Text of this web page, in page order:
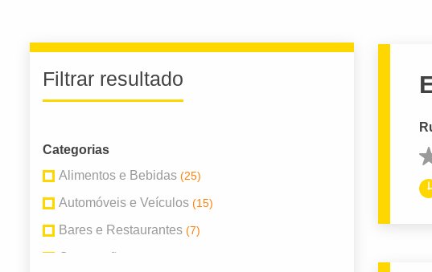
Filtrar resultado
Categorias
Alimentos e Bebidas (25)
Automóveis e Veículos (15)
Bares e Restaurantes (7)
Construção